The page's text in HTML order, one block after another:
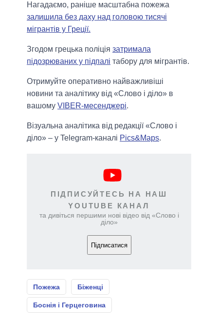
Нагадаємо, раніше масштабна пожежа
залишила без даху над головою тисячі
мігрантів у Греції.
Згодом грецька поліція затримала
підозрюваних у підпалі табору для мігрантів.
Отримуйте оперативно найважливіші
новини та аналітику від «Слово і діло» в
вашому VIBER-месенджері.
Візуальна аналітика від редакції «Слово і
діло» – у Telegram-каналі Pics&Maps.
ПІДПИСУЙТЕСЬ НА НАШ
YOUTUBE КАНАЛ
та дивіться першими нові відео від «Слово і
діло»
Підписатися
Пожежа Біженці
Боснія і Герцеговина